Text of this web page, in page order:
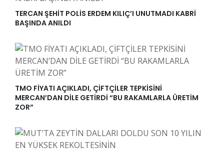
TERCAN ŞEHİT POLİS ERDEM KILIÇ’I UNUTMADI KABRİ
BAŞINDA ANILDI
TMO FİYATI AÇIKLADI, ÇİFTÇİLER TEPKİSİNİ
MERCAN’DAN DİLE GETİRDİ “BU RAKAMLARLA ÜRETİM
ZOR”